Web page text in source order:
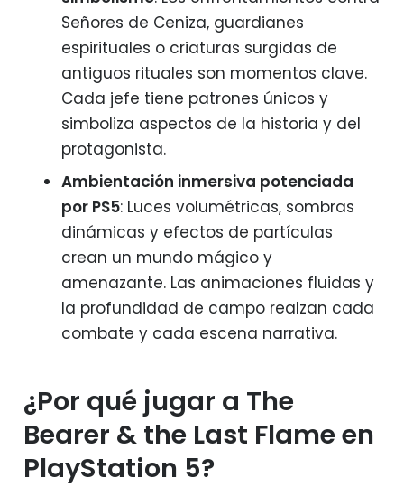
Señores de Ceniza, guardianes
espirituales o criaturas surgidas de
antiguos rituales son momentos clave.
Cada jefe tiene patrones únicos y
simboliza aspectos de la historia y del
protagonista.
Ambientación inmersiva potenciada
por PS5: Luces volumétricas, sombras
dinámicas y efectos de partículas
crean un mundo mágico y
amenazante. Las animaciones fluidas y
la profundidad de campo realzan cada
combate y cada escena narrativa.
¿Por qué jugar a The
Bearer & the Last Flame en
PlayStation 5?